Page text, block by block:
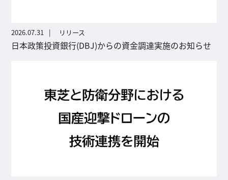
2026.07.31 リリース
日本政策投資銀行(DBJ)からの資金調達実施のお知らせ